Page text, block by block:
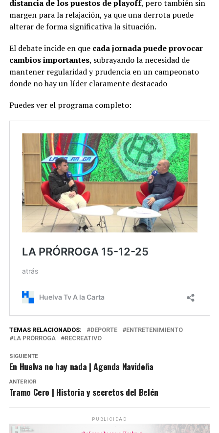
distancia de los puestos de playoff, pero también sin
margen para la relajación, ya que una derrota puede
alterar de forma significativa la situación.
El debate incide en que cada jornada puede provocar
cambios importantes, subrayando la necesidad de
mantener regularidad y prudencia en un campeonato
donde no hay un líder claramente destacado
Puedes ver el programa completo:
TEMAS RELACIONADOS: DEPORTE
ENTRETENIMIENTO
LA PRÓRROGA
RECREATIVO
SIGUIENTE
En Huelva no hay nada | Agenda Navideña
ANTERIOR
Tramo Cero | Historia y secretos del Belén
PUBLICIDAD